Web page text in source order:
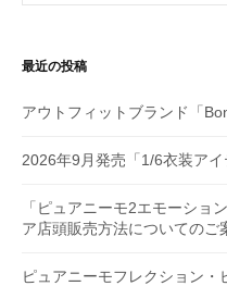
ョ
ン
最近の投稿
アウトフィットブランド「
2026年9月発売「1/6衣装ア
「ピュアニーモ2エモーショ
ア店頭販売方法についてのご
ピュアニーモフレクション・